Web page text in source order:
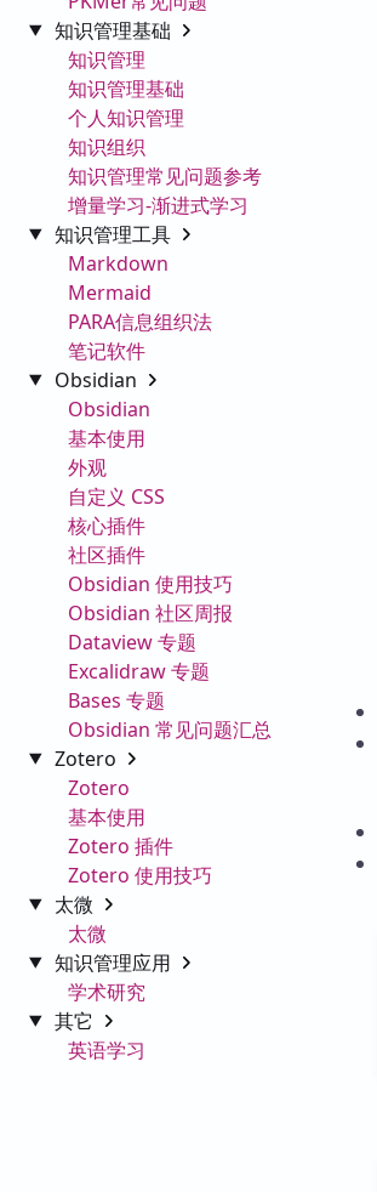
知识管理基础
知识管理
知识管理基础
个人知识管理
知识组织
知识管理常见问题参考
增量学习-渐进式学习
知识管理工具
Markdown
Mermaid
PARA信息组织法
笔记软件
Obsidian
Obsidian
基本使用
外观
自定义 CSS
核心插件
社区插件
Obsidian 使用技巧
Obsidian 社区周报
Dataview 专题
Excalidraw 专题
Bases 专题
Obsidian 常见问题汇总
Zotero
Zotero
基本使用
Zotero 插件
Zotero 使用技巧
太微
太微
知识管理应用
学术研究
其它
英语学习